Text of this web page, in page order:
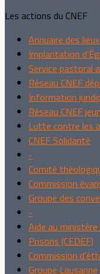
Les actions du CNEF
Annuaire des
Implantation
Service pastoral
Réseau CNEF
Information
Réseau CNEF
Lutte contre les
CNEF Solidarité
-
Comité
Commission
Groupe des
-
Aide au ministère
Prisons (CEDEF)
Commission
Groupe